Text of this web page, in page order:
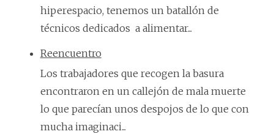
hiperespacio, tenemos un batallón de
técnicos dedicados a alimentar...
Reencuentro
Los trabajadores que recogen la basura
encontraron en un callejón de mala muerte
lo que parecían unos despojos de lo que con
mucha imaginaci...